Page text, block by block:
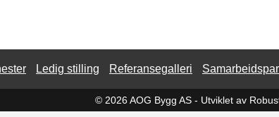
Ledig stilling Referansegalleri
© 2026 AOG Bygg AS - Utviklet av